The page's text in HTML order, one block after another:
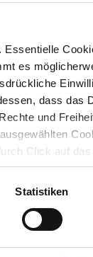
es
dass das
und
Click auf
wird die
Statistiken
of Applied
1